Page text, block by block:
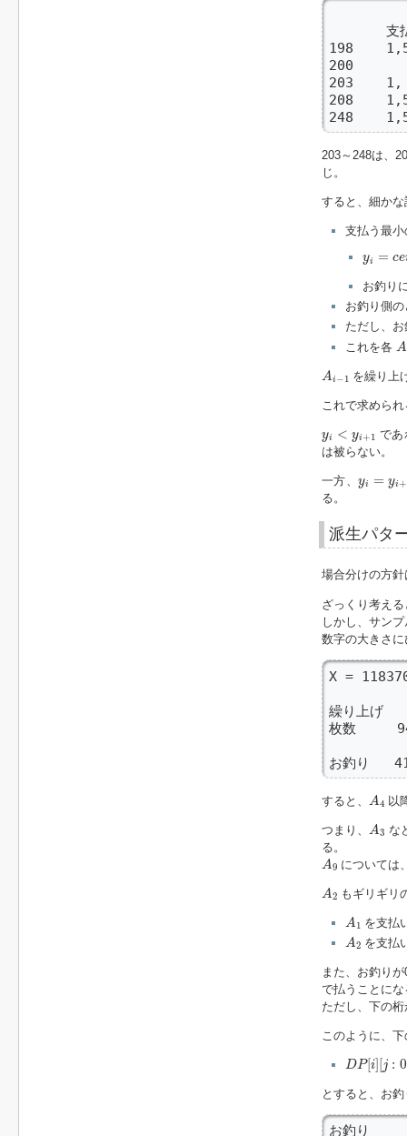
支
198
200
203
208
248
203～248は、
じ。
すると、細か
支払う最
yi = ce
= c e il
お釣り
お釣り側
ただし、
これを各 A
Ai
A i−1
Ai を繰り上
これで求めら
yi < yi+1
yi yi +1
であ
は被らない。
一方、yi = yi+
yi =y +1
る。
派生パタ
場合分けの方
ざっくり考える
しかし、サン
数字の大きさ
X =
繰り上げ
枚数
お釣り
すると、 A4
A4 以
つまり、 A3
A
な
る。
A9
A9 については
A2
A2 もギリギリ
A 1
A1 を支払
A2
A2 を支払
また、お釣り
で払うことにな
ただし、下の
このように、
DP[i][j : 0
DP[i][j: 0 1]
とすると、お
お釣り